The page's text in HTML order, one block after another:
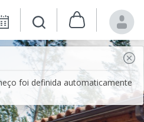
foi definida automaticamente